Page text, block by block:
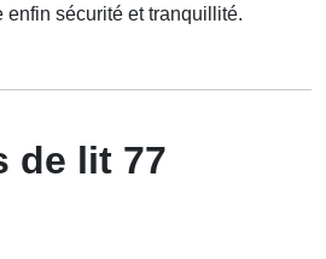
enfin sécurité et tranquillité.
de lit 77